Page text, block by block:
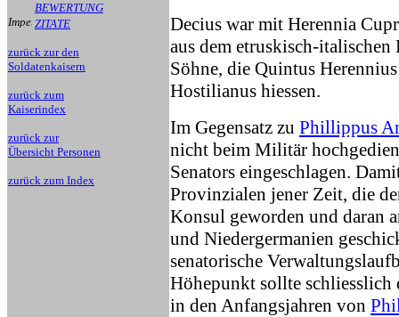
BEWERTUNG
ZITATE
zurück zur den
Soldatenkaisern
zurück zum
Kaiserindex
zurück zur
Übersicht Personen
zurück zum Index
Decius war mit Herennia
aus dem etruskisch-
Söhne, die Quintus
Hostilianus hiessen.
Im Gegensatz zu Phillippus
nicht beim Militär
Senators eingeschlagen.
Provinzialen jener Zeit, die
Konsul geworden und daran
und Niedergermanien
senatorische
Höhepunkt sollte schliesslich
in den Anfangsjahren von